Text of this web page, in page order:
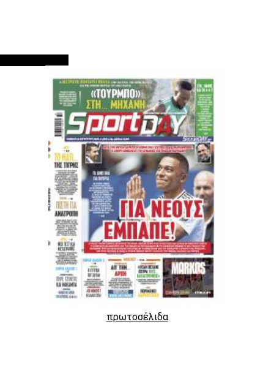
πρωτοσέλιδα